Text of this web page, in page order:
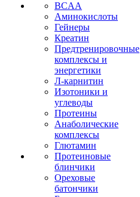
BCAA
Аминокислоты
Гейнеры
Креатин
Предтренировочные
комплексы и
энергетики
Л-карнитин
Изотоники и
углеводы
Протеины
Анаболические
комплексы
Глютамин
Протеиновые
блинчики
Ореховые
батончики